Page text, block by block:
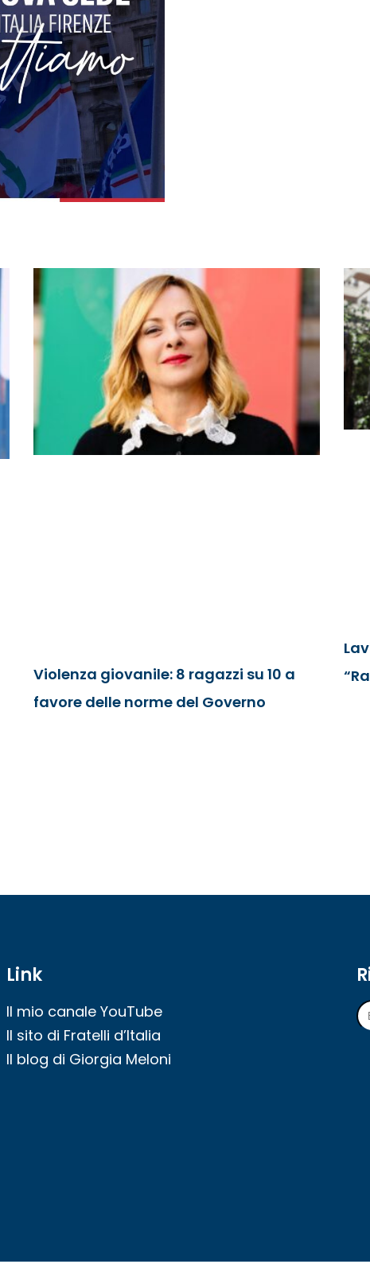
Violenza giovanile: 8 ragazzi su 10 a
favore delle norme del Governo
Link
Il mio canale YouTube
Il sito di Fratelli d’Italia
Il blog di Giorgia Meloni